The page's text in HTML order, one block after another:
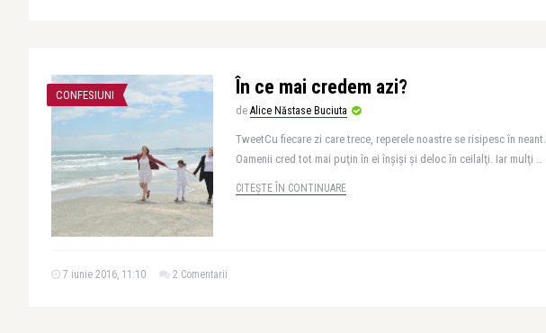
CONFESIUNI În ce mai credem azi?
de Alice Năstase Buciuta
TweetCu fiecare zi care trece, reperele noastre se risipesc în neant.
Oamenii cred tot mai puţin în ei înşişi şi deloc în ceilalţi. Iar mulţi ..
CITEȘTE ÎN CONTINUARE
7 iunie 2016, 11:10 2 Comentarii